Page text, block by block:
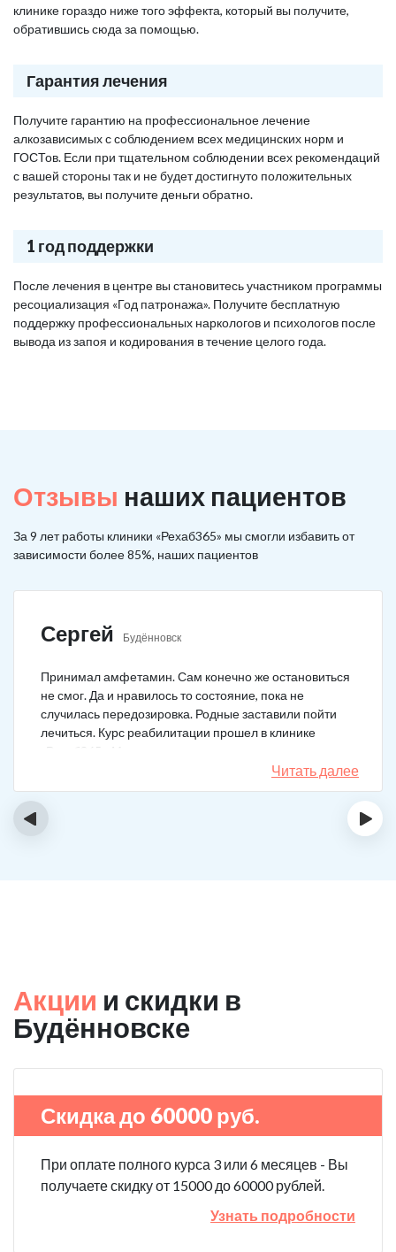
клинике гораздо ниже того эффекта, который вы получите,
обратившись сюда за помощью.
Гарантия лечения
Получите гарантию на профессиональное лечение
алкозависимых с соблюдением всех медицинских норм и
ГОСТов. Если при тщательном соблюдении всех рекомендаций
с вашей стороны так и не будет достигнуто положительных
результатов, вы получите деньги обратно.
1 год поддержки
После лечения в центре вы становитесь участником программы
ресоциализация «Год патронажа». Получите бесплатную
поддержку профессиональных наркологов и психологов после
вывода из запоя и кодирования в течение целого года.
Отзывы наших пациентов
За 9 лет работы клиники «Рехаб365» мы смогли избавить от
зависимости более 85%, наших пациентов
Сергей Будённовск
Принимал амфетамин. Сам конечно же остановиться
не смог. Да и нравилось то состояние, пока не
случилась передозировка. Родные заставили пойти
лечиться. Курс реабилитации прошел в клинике
«Рехаб365». Много месяцев уже не принимаю.
Читать далее
‹ ›
Акции и скидки в
Будённовске
Скидка до 60000 руб.
При оплате полного курса 3 или 6 месяцев - Вы
получаете скидку от 15000 до 60000 рублей.
Узнать подробности